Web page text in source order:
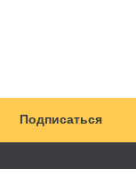
Подписаться